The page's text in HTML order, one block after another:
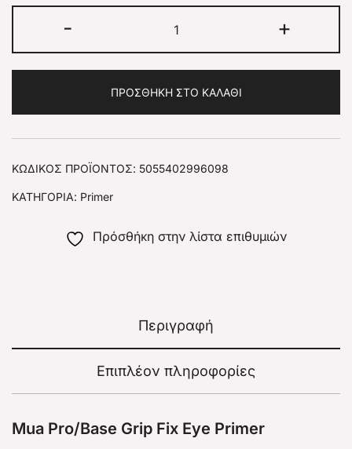
- +
ΠΡΟΣΘΉΚΗ ΣΤΟ ΚΑΛΆΘΙ
ΚΩΔΙΚΌΣ ΠΡΟΪΌΝΤΟΣ: 5055402996098
ΚΑΤΗΓΟΡΊΑ: Primer
Πρόσθήκη στην λίστα επιθυμιών
Περιγραφή
Επιπλέον πληροφορίες
Mua Pro/Base Grip Fix Eye Primer